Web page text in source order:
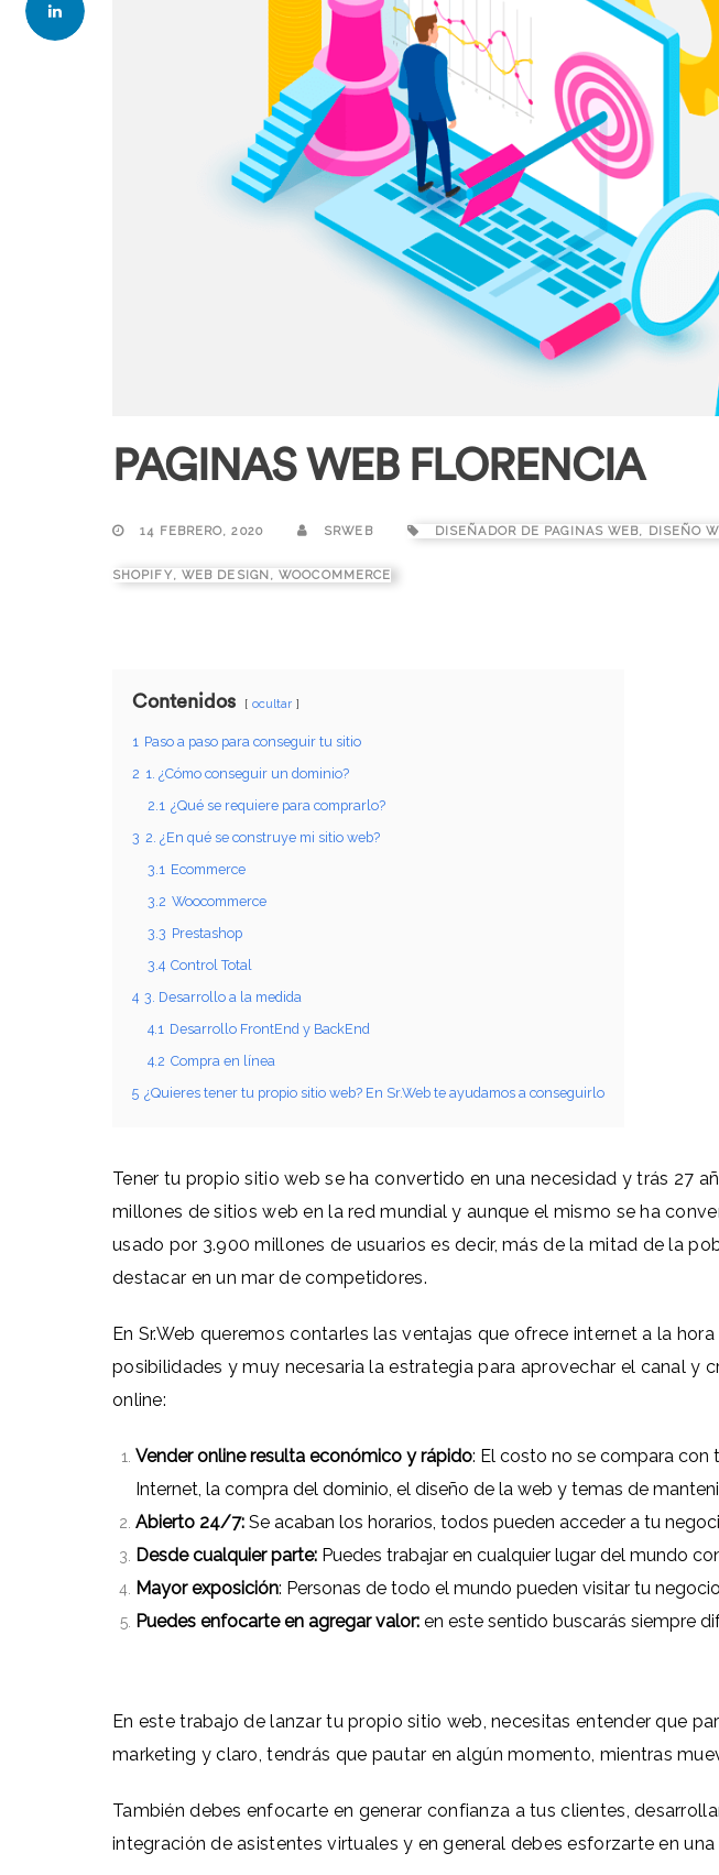
PAGINAS WEB FLORENCIA
14 FEBRERO, 2020 SRWEB DISEÑADOR DE PAGINAS WEB, DISEÑO
SHOPIFY, WEB DESIGN ,WOOCOMMERCE
Contenidos ocultar
1 Paso a paso para conseguir tu sitio
2 1. ¿Cómo conseguir un dominio?
2.1 ¿Qué se requiere para comprarlo?
3 2. ¿En qué se construye mi sitio web?
3.1 Ecommerce
3.2 Woocommerce
3.3 Prestashop
3.4 Control Total
4 3. Desarrollo a la medida
4.1 Desarrollo FrontEnd y BackEnd
4.2 Compra en línea
5 ¿Quieres tener tu propio sitio web? En Sr.Web te ayudamos a conseguirlo
Tener tu propio sitio web se ha convertido en una necesidad y trás 27
millones de sitios web en la red mundial y aunque el mismo se ha
usado por 3.900 millones de usuarios es decir, más de la mitad de la
destacar en un mar de competidores.
En Sr.Web queremos contarles las ventajas que ofrece internet a la
posibilidades y muy necesaria la estrategia para aprovechar el canal y
online:
Vender online resulta económico y rápido: El costo no se compara con
Internet, la compra del dominio, el diseño de la web y temas de
Abierto 24/7: Se acaban los horarios, todos pueden acceder a tu
Desde cualquier parte: Puedes trabajar en cualquier lugar del mundo
Mayor exposición: Personas de todo el mundo pueden visitar tu
Puedes enfocarte en agregar valor: en este sentido buscarás siempre
En este trabajo de lanzar tu propio sitio web, necesitas entender que
marketing y claro, tendrás que pautar en algún momento, mientras
También debes enfocarte en generar confianza a tus clientes,
integración de asistentes virtuales y en general debes esforzarte en